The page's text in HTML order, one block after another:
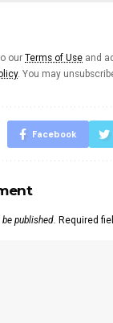
our Terms of Use and
. You may
Facebook
published. Required